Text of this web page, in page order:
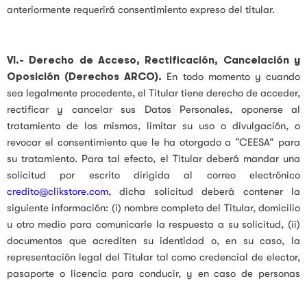
anteriormente requerirá consentimiento expreso del titular.
VI.- Derecho de Acceso, Rectificación, Cancelación y
Oposición (Derechos ARCO). En todo momento y cuando
sea legalmente procedente, el Titular tiene derecho de acceder,
rectificar y cancelar sus Datos Personales, oponerse al
tratamiento de los mismos, limitar su uso o divulgación, o
revocar el consentimiento que le ha otorgado a “CEESA” para
su tratamiento. Para tal efecto, el Titular deberá mandar una
solicitud por escrito dirigida al correo electrónico
credito@clikstore.com, dicha solicitud deberá contener la
siguiente información: (i) nombre completo del Titular, domicilio
u otro medio para comunicarle la respuesta a su solicitud, (ii)
documentos que acrediten su identidad o, en su caso, la
representación legal del Titular tal como credencial de elector,
pasaporte o licencia para conducir, y en caso de personas